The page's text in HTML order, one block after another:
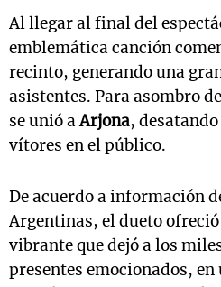
Al llegar al final del
emblemática canción
recinto, generando una
asistentes. Para asombro
se unió aArjona,
vítores en el público.
De acuerdo a información
Argentinas, el dueto
vibrante que dejó a los
presentes emocionados, en